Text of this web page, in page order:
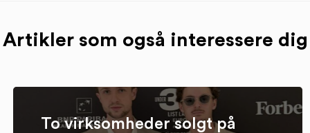
Artikler som også interessere dig
To virksomheder solgt på